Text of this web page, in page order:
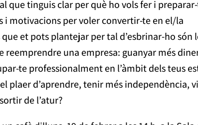
que tinguis clar per què ho vols fer i
i motivacions per voler convertir-te en el/la
et pots plantejar per tal d’esbrinar-ho són
reemprendre una empresa: guanyar més
te professionalment en l’àmbit dels teus
plaer d’aprendre, tenir més independència,
de l’atur?